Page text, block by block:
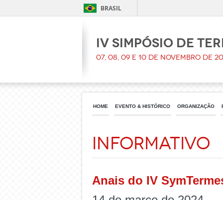
BRASIL
IV Simpósio de
07, 08, 09 e 10 de Novembro de
HOME EVENTO & HISTÓRICO ORGANIZAÇÃO
Informativo
Anais do IV